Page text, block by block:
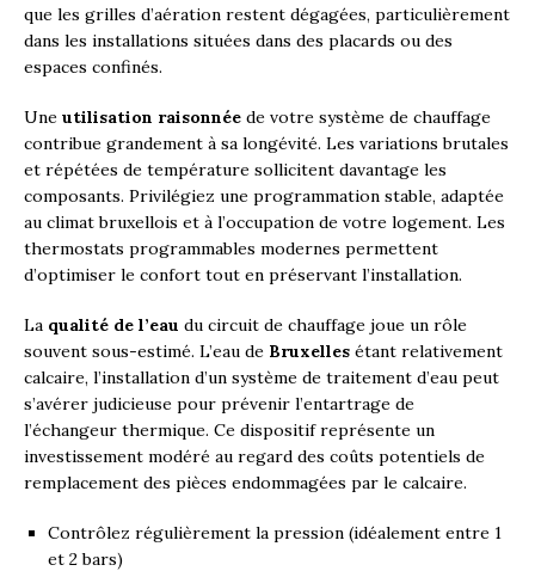
que les grilles d’aération restent dégagées, particulièrement
dans les installations situées dans des placards ou des
espaces confinés.
Une utilisation raisonnée de votre système de chauffage
contribue grandement à sa longévité. Les variations brutales
et répétées de température sollicitent davantage les
composants. Privilégiez une programmation stable, adaptée
au climat bruxellois et à l’occupation de votre logement. Les
thermostats programmables modernes permettent
d’optimiser le confort tout en préservant l’installation.
La qualité de l’eau du circuit de chauffage joue un rôle
souvent sous-estimé. L’eau de Bruxelles étant relativement
calcaire, l’installation d’un système de traitement d’eau peut
s’avérer judicieuse pour prévenir l’entartrage de
l’échangeur thermique. Ce dispositif représente un
investissement modéré au regard des coûts potentiels de
remplacement des pièces endommagées par le calcaire.
Contrôlez régulièrement la pression (idéalement entre 1
et 2 bars)